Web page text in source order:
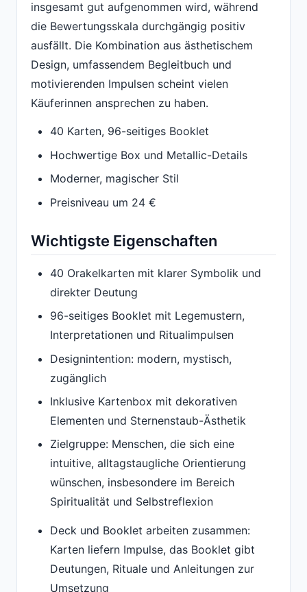
insgesamt gut aufgenommen wird, während
die Bewertungsskala durchgängig positiv
ausfällt. Die Kombination aus ästhetischem
Design, umfassendem Begleitbuch und
motivierenden Impulsen scheint vielen
Käuferinnen ansprechen zu haben.
40 Karten, 96-seitiges Booklet
Hochwertige Box und Metallic-Details
Moderner, magischer Stil
Preisniveau um 24 €
Wichtigste Eigenschaften
40 Orakelkarten mit klarer Symbolik und
direkter Deutung
96-seitiges Booklet mit Legemustern,
Interpretationen und Ritualimpulsen
Designintention: modern, mystisch,
zugänglich
Inklusive Kartenbox mit dekorativen
Elementen und Sternenstaub-Ästhetik
Zielgruppe: Menschen, die sich eine
intuitive, alltagstaugliche Orientierung
wünschen, insbesondere im Bereich
Spiritualität und Selbstreflexion
Deck und Booklet arbeiten zusammen:
Karten liefern Impulse, das Booklet gibt
Deutungen, Rituale und Anleitungen zur
Umsetzung